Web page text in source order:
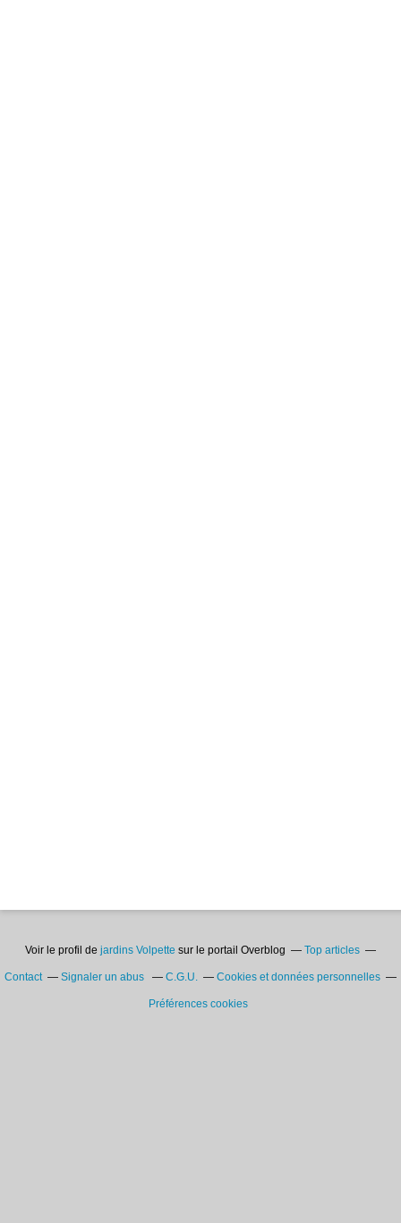
Voir le profil de jardins Volpette sur le portail Overblog Top articles
Contact Signaler un abus C.G.U. Cookies et données personnelles
Préférences cookies